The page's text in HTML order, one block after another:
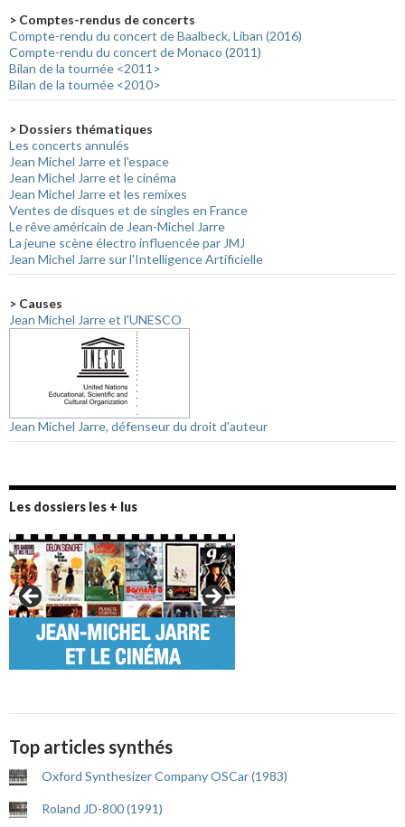
> Comptes-rendus de concerts
Compte-rendu du concert de Baalbeck, Liban (2016)
Compte-rendu du concert de Monaco (2011)
Bilan de la tournée <2011>
Bilan de la tournée <2010>
> Dossiers thématiques
Les concerts annulés
Jean Michel Jarre et l'espace
Jean Michel Jarre et le cinéma
Jean Michel Jarre et les remixes
Ventes de disques et de singles en France
Le rêve américain de Jean-Michel Jarre
La jeune scène électro influencée par JMJ
Jean Michel Jarre sur l'Intelligence Artificielle
> Causes
Jean Michel Jarre et l'UNESCO
Jean Michel Jarre, défenseur du droit d'auteur
Les dossiers les + lus
Top articles synthés
Oxford Synthesizer Company OSCar (1983)
Roland JD-800 (1991)